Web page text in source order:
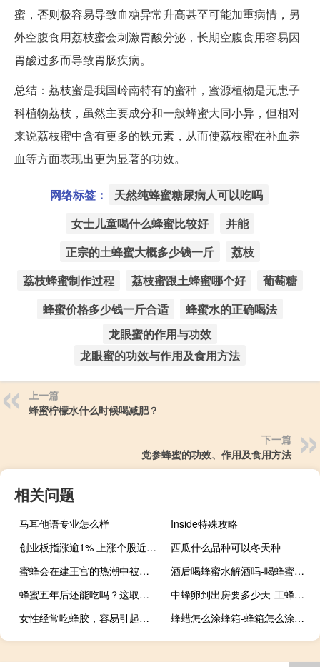
蜜，否则极容易导致血糖异常升高甚至可能加重病情，另
外空腹食用荔枝蜜会刺激胃酸分泌，长期空腹食用容易因
胃酸过多而导致胃肠疾病。
总结 ：荔枝蜜是我国岭南特有的蜜种，蜜源植物是无患子
科植物荔枝，虽然主要成分和一般蜂蜜大同小异，但相对
来说荔枝蜜中含有更多的铁元素，从而使荔枝蜜在补血养
血等方面表现出更为显著的功效。
网络标签：
天然纯蜂蜜糖尿病人可以吃吗
女士儿童喝什么蜂蜜比较好
并能
正宗的土蜂蜜大概多少钱一斤
荔枝
荔枝蜂蜜制作过程
荔枝蜜跟土蜂蜜哪个好
葡萄糖
蜂蜜价格多少钱一斤合适
蜂蜜水的正确喝法
龙眼蜜的作用与功效
龙眼蜜的功效与作用及食用方法
上一篇
蜂蜜柠檬水什么时候喝减肥？
下一篇
党参蜂蜜的功效、作用及食用方法
相关问题
马耳他语专业怎么样
Inside特殊攻略
创业板指涨逾1% 上涨个股近2700只
西瓜什么品种可以冬天种
蜜蜂会在建王宫的热潮中被瓜分吗？
酒后喝蜂蜜水解酒吗-喝蜂蜜柠檬水解酒？
蜂蜜五年后还能吃吗？这取决于它是否变坏了。如果变质了，就不能再吃了！
中蜂卵到出房要多少天-工蜂封了多少天才离开家？
女性经常吃蜂胶，容易引起过敏和内分泌紊乱！
蜂蜡怎么涂蜂箱-蜂箱怎么涂蜂蜡？